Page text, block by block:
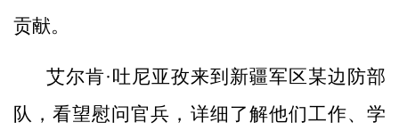
贡献。
艾尔肯·吐尼亚孜来到新疆军区某边防部
队，看望慰问官兵，详细了解他们工作、学